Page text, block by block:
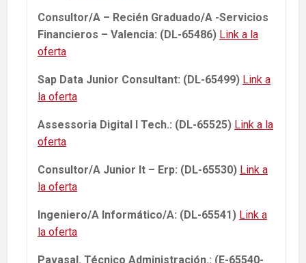
Consultor/A – Recién Graduado/A -Servicios
Financieros – Valencia: (DL-65486) Link a la
oferta
Sap Data Junior Consultant: (DL-65499) Link a
la oferta
Assessoria Digital I Tech.: (DL-65525) Link a la
oferta
Consultor/A Junior It – Erp: (DL-65530) Link a
la oferta
Ingeniero/A Informático/A: (DL-65541) Link a
la oferta
Pavasal. Técnico Administración.: (E-65540-